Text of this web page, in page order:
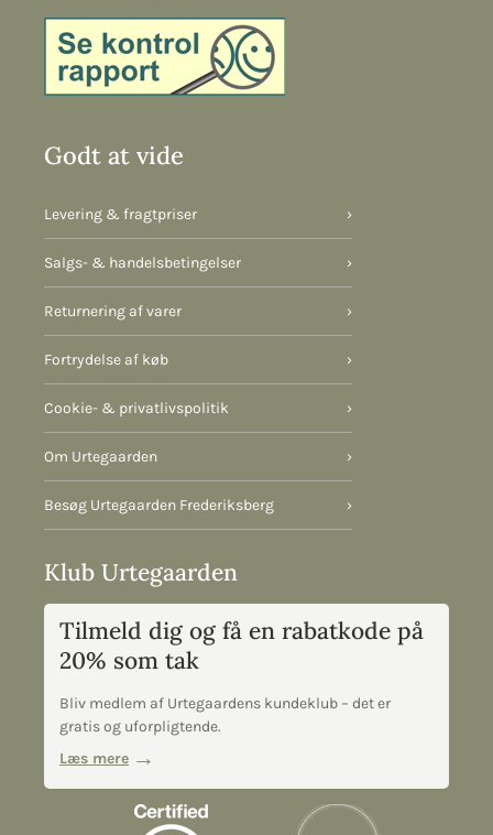
Godt at vide
Levering & fragtpriser ›
Salgs- & handelsbetingelser ›
Returnering af varer ›
Fortrydelse af køb ›
Cookie- & privatlivspolitik ›
Om Urtegaarden ›
Besøg Urtegaarden Frederiksberg ›
Klub Urtegaarden
Tilmeld dig og få en rabatkode på
20% som tak
Bliv medlem af Urtegaardens kundeklub – det er
gratis og uforpligtende.
Læs mere